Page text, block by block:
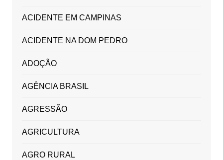
ACIDENTE EM CAMPINAS
ACIDENTE NA DOM PEDRO
ADOÇÃO
AGÊNCIA BRASIL
AGRESSÃO
AGRICULTURA
AGRO RURAL